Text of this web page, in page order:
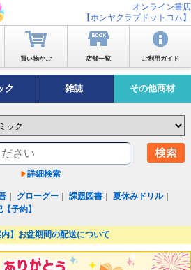
オンライン書店
【ホンヤクラブドットコム】
買い物かご 店舗一覧 ご利用ガイド
ク 雑誌 その他商材
詳細検索
グローグー ｜課題図書 ｜夏休みドリル｜
予約】
内】お盆期間の配送について